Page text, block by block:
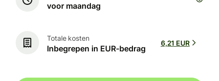
voor maandag
Totale kosten
Inbegrepen in EUR-bedrag
6,21 EUR